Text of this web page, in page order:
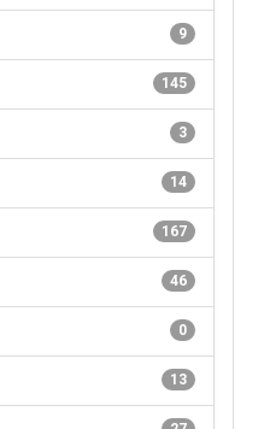
9
145
3
14
167
46
0
13